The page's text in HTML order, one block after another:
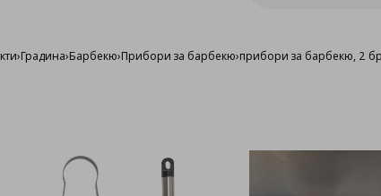
›Градина›Барбекю›Прибори за барбекю›прибори за барбекю, 2